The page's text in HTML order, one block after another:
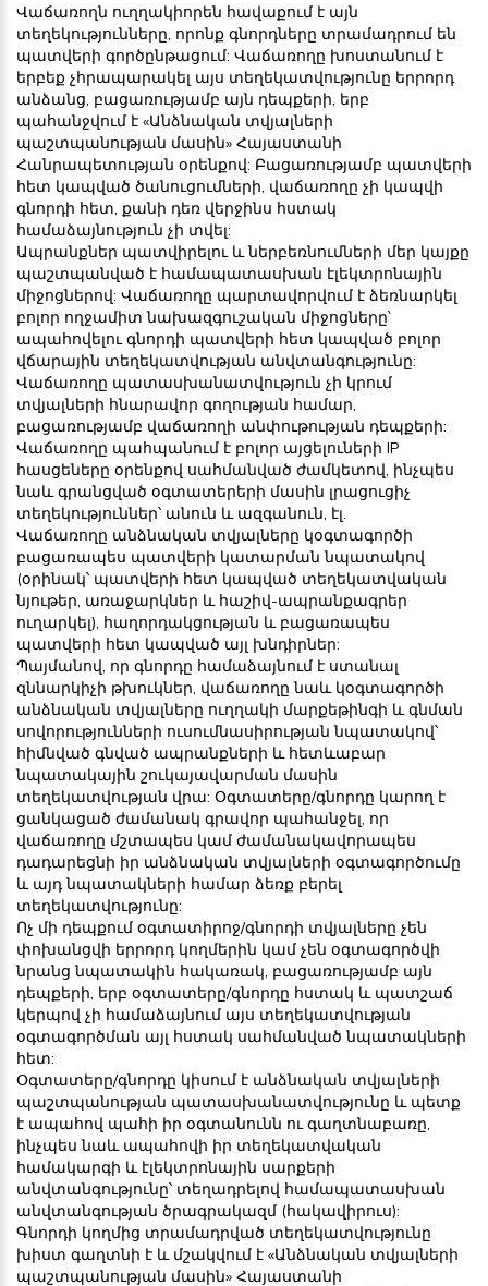
Վաճառողն ուղղակիորեն հավաքում է այն
տեղեկությունները, որոնք գնորդները տրամադրում են
պատվերի գործընթացում: Վաճառողը խոստանում է
երբեք չհրապարակել այս տեղեկատվությունը երրորդ
անձանց, բացառությամբ այն դեպքերի, երբ
պահանջվում է «Անձնական տվյալների
պաշտպանության մասին» Հայաստանի
Հանրապետության օրենքով: Բացառությամբ պատվերի
հետ կապված ծանուցումների, վաճառողը չի կապվի
գնորդի հետ, քանի դեռ վերջինս հստակ
համաձայնություն չի տվել:
Ապրանքներ պատվիրելու և ներբեռնումների մեր կայքը
պաշտպանված է համապատասխան էլեկտրոնային
միջոցներով: Վաճառողը պարտավորվում է ձեռնարկել
բոլոր ողջամիտ նախազգուշական միջոցները`
ապահովելու գնորդի պատվերի հետ կապված բոլոր
վճարային տեղեկատվության անվտանգությունը:
Վաճառողը պատասխանատվություն չի կրում
տվյալների հնարավոր գողության համար,
բացառությամբ վաճառողի անփութության դեպքերի:
Վաճառողը պահպանում է բոլոր այցելուների IP
հասցեները օրենքով սահմանված ժամկետով, ինչպես
նաև գրանցված օգտատերերի մասին լրացուցիչ
տեղեկություններ՝ անուն և ազգանուն, էլ.
Վաճառողը անձնական տվյալները կօգտագործի
բացառապես պատվերի կատարման նպատակով
(օրինակ՝ պատվերի հետ կապված տեղեկատվական
նյութեր, առաջարկներ և հաշիվ-ապրանքագրեր
ուղարկել), հաղորդակցության և բացառապես
պատվերի հետ կապված այլ խնդիրներ:
Պայմանով, որ գնորդը համաձայնում է ստանալ
զննարկիչի թխուկներ, վաճառողը նաև կօգտագործի
անձնական տվյալները ուղղակի մարքեթինգի և գնման
սովորությունների ուսումնասիրության նպատակով՝
հիմնված գնված ապրանքների և հետևաբար
նպատակային շուկայավարման մասին
տեղեկատվության վրա: Օգտատերը/գնորդը կարող է
ցանկացած ժամանակ գրավոր պահանջել, որ
վաճառողը մշտապես կամ ժամանակավորապես
դադարեցնի իր անձնական տվյալների օգտագործումը
և այդ նպատակների համար ձեռք բերել
տեղեկատվությունը:
Ոչ մի դեպքում օգտատիրոջ/գնորդի տվյալները չեն
փոխանցվի երրորդ կողմերին կամ չեն օգտագործվի
նրանց նպատակին հակառակ, բացառությամբ այն
դեպքերի, երբ օգտատերը/գնորդը հստակ և պատշաճ
կերպով չի համաձայնում այս տեղեկատվության
օգտագործման այլ հստակ սահմանված նպատակների
հետ:
Օգտատերը/գնորդը կիսում է անձնական տվյալների
պաշտպանության պատասխանատվությունը և պետք
է ապահով պահի իր օգտանունն ու գաղտնաբառը,
ինչպես նաև ապահովի իր տեղեկատվական
համակարգի և էլեկտրոնային սարքերի
անվտանգությունը՝ տեղադրելով համապատասխան
անվտանգության ծրագրակազմ (հակավիրուս):
Գնորդի կողմից տրամադրված տեղեկատվությունը
խիստ գաղտնի է և մշակվում է «Անձնական տվյալների
պաշտպանության մասին» Հայաստանի